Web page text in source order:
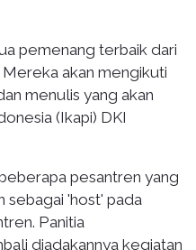
pemenang terbaik dari
akan mengikuti
menulis yang akan
(Ikapi) DKI
pesantren yang
sebagai 'host' pada
Panitia
diadakannya kegiatan